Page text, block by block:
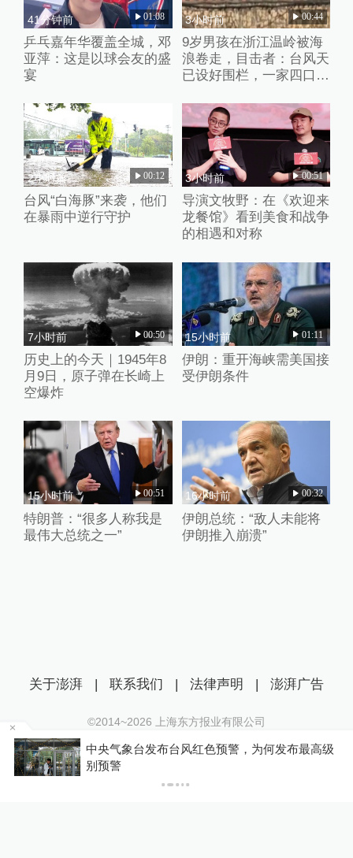
41分钟前 01:08
乒乓嘉年华覆盖全城，邓
亚萍：这是以球会友的盛
宴
3小时前 00:44
9岁男孩在浙江温岭被海
浪卷走，目击者：台风天
已设好围栏，一家四口翻
2小时前 00:12
台风“白海豚”来袭，他们
在暴雨中逆行守护
3小时前 00:51
导演文牧野：在《欢迎来
龙餐馆》看到美食和战争
的相遇和对称
7小时前 00:50
历史上的今天｜1945年8
月9日，原子弹在长崎上
空爆炸
15小时前 01:11
伊朗：重开海峡需美国接
受伊朗条件
15小时前 00:51
特朗普：“很多人称我是
最伟大总统之一”
16小时前 00:32
伊朗总统：“敌人未能将
伊朗推入崩溃”
中央气象台发布台风红色预警，为何发布最高级
别预警
关于澎湃 | 联系我们 | 法律声明 | 澎湃广告
©2014~2026 上海东方报业有限公司
沪ICP证：沪B2-20170116 | 沪ICP备14003370号
互联网新闻信息服务许可证：31120170006
沪公网安备 31010602000299号